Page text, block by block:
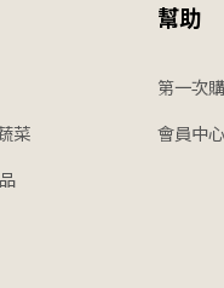
菜
幫助
第一次
會員中心